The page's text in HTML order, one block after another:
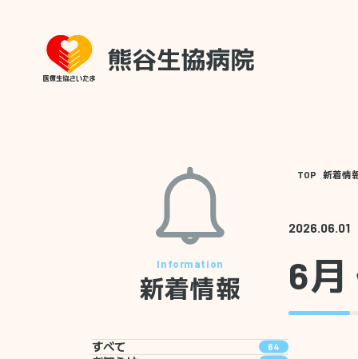
TOP 新着情
2026.06.01
6
新着情報
すべて 64